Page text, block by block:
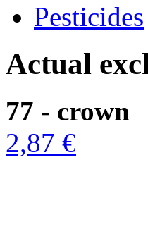
Pesticides
Actual
77 - crown
2,87 €